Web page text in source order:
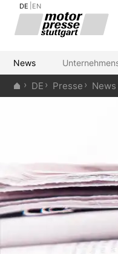
DE EN
News
DE Presse News